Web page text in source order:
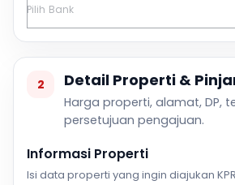
2 Detail Properti &
Harga properti, alamat, DP,
persetujuan pengajuan.
Informasi Properti
Isi data properti yang ingin diajukan